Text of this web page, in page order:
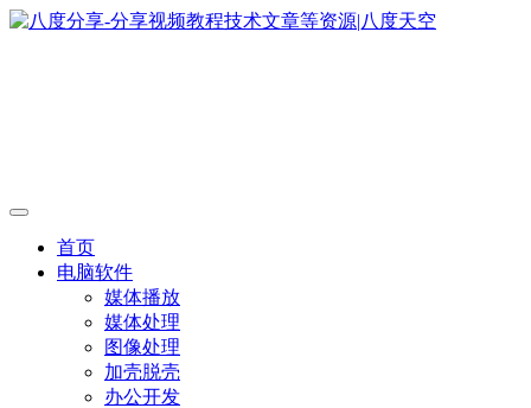
首页
电脑软件
媒体播放
媒体处理
图像处理
加壳脱壳
办公开发